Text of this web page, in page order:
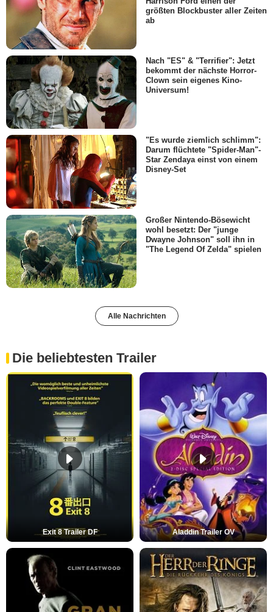
größten Blockbuster aller Zeiten
ab
Nach "ES" & "Terrifier": Jetzt
bekommt der nächste Horror-
Clown sein eigenes Kino-
Universum!
"Es wurde ziemlich schlimm":
Darum flüchtete "Spider-Man"-
Star Zendaya einst von einem
Disney-Set
Großer Nintendo-Bösewicht
wohl besetzt: Der "junge
Dwayne Johnson" soll ihn in
"The Legend Of Zelda" spielen
Alle Nachrichten
Die beliebtesten Trailer
Exit 8 Trailer DF Aladdin Trailer OV